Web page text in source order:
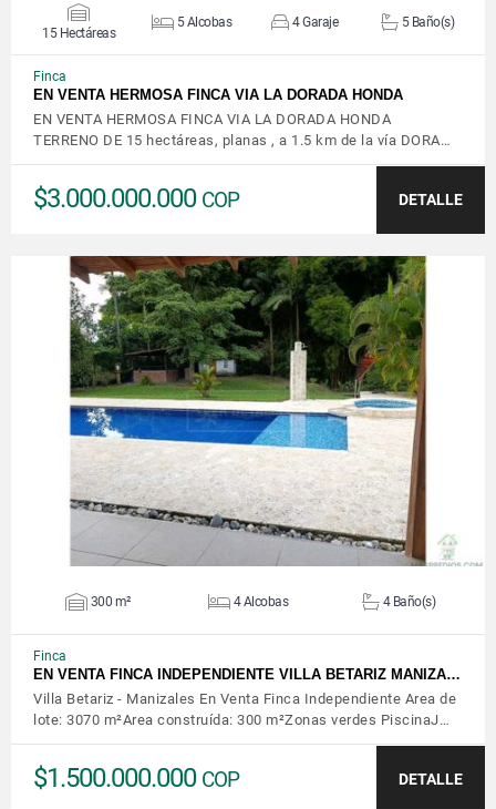
15 Hectáreas
5 Alcobas 4 Garaje 5 Baño(s)
Finca
EN VENTA HERMOSA FINCA VIA LA DORADA HONDA
EN VENTA HERMOSA FINCA VIA LA DORADA HONDA
TERRENO DE 15 hectáreas, planas , a 1.5 km de la vía DORA…
$3.000.000.000 COP DETALLE
VER DETALLES
300 m² 4 Alcobas 4 Baño(s)
Finca
EN VENTA FINCA INDEPENDIENTE VILLA BETARIZ MANIZA…
Villa Betariz - Manizales En Venta Finca Independiente Area de
lote: 3070 m²Area construída: 300 m²Zonas verdes PiscinaJ…
$1.500.000.000 COP DETALLE